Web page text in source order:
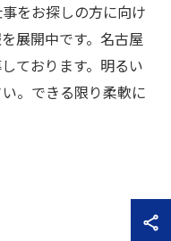
をお探しの方に向け
展開中です。名古屋
ております。明るい
。できる限り柔軟に